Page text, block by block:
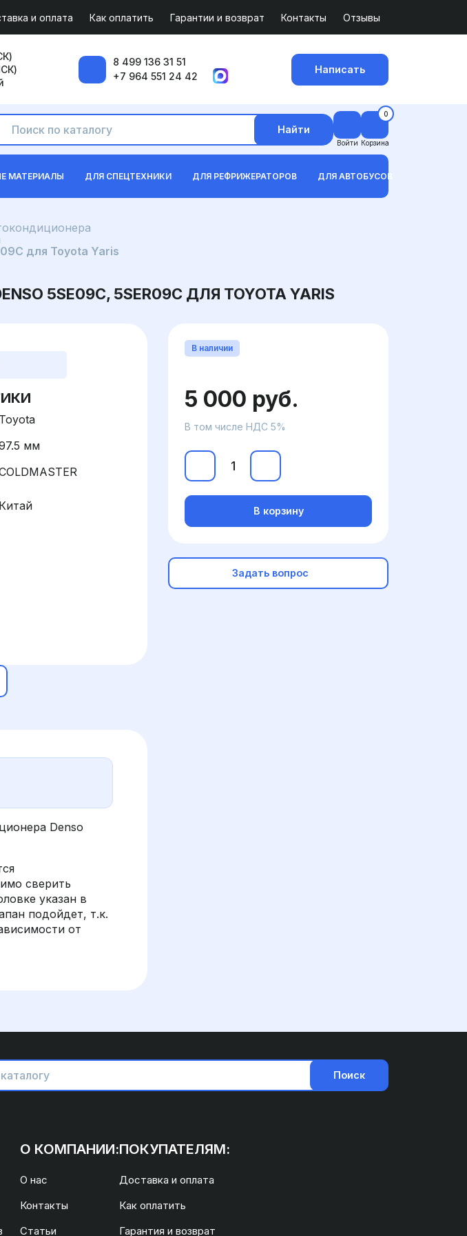
и оплата Как оплатить Гарантии и возврат Контакты Отзывы
8 499 136 31 51
+7 964 551 24 42
Написать
Найти
Войти
0
Корзина
МАТЕРИАЛЫ ДЛЯ СПЕЦТЕХНИКИ ДЛЯ РЕФРИЖЕРАТОРОВ ДЛЯ АВТОБУСОВ
для Toyota Yaris
5SE09C, 5SER09C ДЛЯ TOYOTA YARIS
Toyota
мм
Китай
Denso
сверить
указан в
подойдет, т.к.
от
В наличии
5 000 руб.
В том числе НДС 5%
В корзину
Задать вопрос
Поиск
О КОМПАНИИ:
О нас
Контакты
Статьи
ПОКУПАТЕЛЯМ:
Доставка и оплата
Как оплатить
Гарантия и возврат